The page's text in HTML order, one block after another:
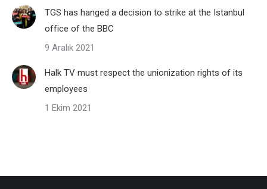
TGS has hanged a decision to strike at the Istanbul
office of the BBC
9 Aralık 2021
Halk TV must respect the unionization rights of its
employees
1 Ekim 2021